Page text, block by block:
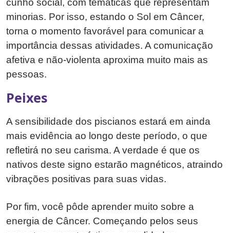
minorias. Por isso, estando o Sol em Câncer,
torna o momento favorável para comunicar a
importância dessas atividades. A comunicação
afetiva e não-violenta aproxima muito mais as
pessoas.
Peixes
A sensibilidade dos piscianos estará em ainda
mais evidência ao longo deste período, o que
refletirá no seu carisma. A verdade é que os
nativos deste signo estarão magnéticos, atraindo
vibrações positivas para suas vidas.
Por fim, você pôde aprender muito sobre a
energia de Câncer. Começando pelos seus